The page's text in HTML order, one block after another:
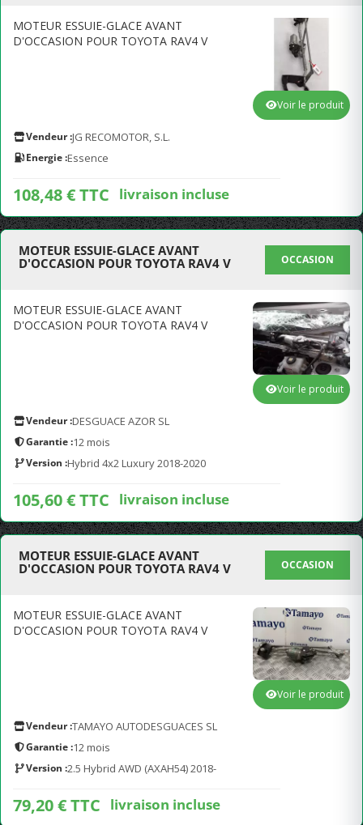
MOTEUR ESSUIE-GLACE AVANT
D'OCCASION POUR TOYOTA RAV4 V
Vendeur :JG RECOMOTOR, S.L.
Energie :Essence
108,48 € TTC livraison incluse
Voir le produit
MOTEUR ESSUIE-GLACE AVANT
D'OCCASION POUR TOYOTA RAV4 V
OCCASION
MOTEUR ESSUIE-GLACE AVANT
D'OCCASION POUR TOYOTA RAV4 V
Vendeur :DESGUACE AZOR SL
Garantie :12 mois
Version :Hybrid 4x2 Luxury 2018-2020
105,60 € TTC livraison incluse
Voir le produit
MOTEUR ESSUIE-GLACE AVANT
D'OCCASION POUR TOYOTA RAV4 V
OCCASION
MOTEUR ESSUIE-GLACE AVANT
D'OCCASION POUR TOYOTA RAV4 V
Vendeur :TAMAYO AUTODESGUACES SL
Garantie :12 mois
Version :2.5 Hybrid AWD (AXAH54) 2018-
79,20 € TTC livraison incluse
Voir le produit